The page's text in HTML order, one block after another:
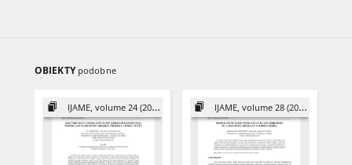
OBIEKTY podobne
IJAME, volume 24 (2019) IJAME, volume 28 (2023)